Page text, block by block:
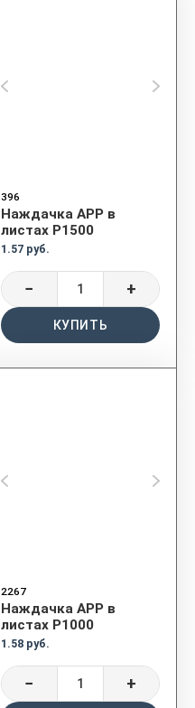
396
Наждачка APP в
листах P1500
1.57 руб.
− +
КУПИТЬ
2267
Наждачка APP в
листах P1000
1.58 руб.
− +